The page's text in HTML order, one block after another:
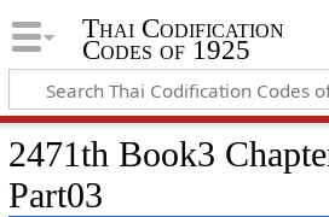
Thai Codification
Codes of 1925
2471th Book3
Part03